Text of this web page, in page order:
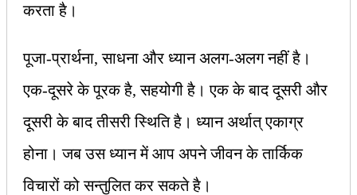
करता है।
पूजा-प्रार्थना, साधना और ध्यान अलग-अलग नहीं है।
एक-दूसरे के पूरक है, सहयोगी है। एक के बाद दूसरी और
दूसरी के बाद तीसरी स्थिति है। ध्यान अर्थात् एकाग्र
होना। जब उस ध्यान में आप अपने जीवन के तार्किक
विचारों को सन्तुलित कर सकते है।